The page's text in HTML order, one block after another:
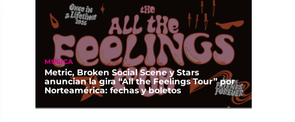
MÚSICA
Metric, Broken Social Scene y Stars
anuncian la gira “All the Feelings Tour” por
Norteamérica: fechas y boletos